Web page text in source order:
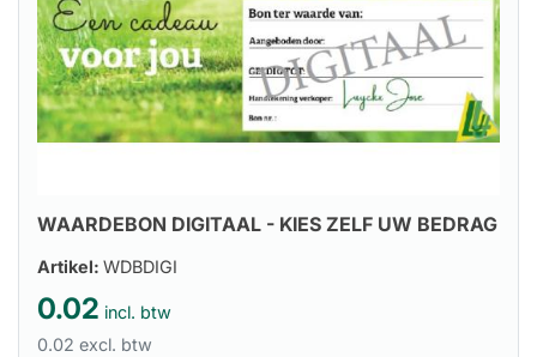
WAARDEBON DIGITAAL - KIES ZELF UW BEDRAG
Artikel: WDBDIGI
0.02 incl. btw
0.02 excl. btw